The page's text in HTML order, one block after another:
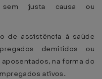
sem justa causa ou
de assistência à saúde
demitidos ou
na forma do
ativos.